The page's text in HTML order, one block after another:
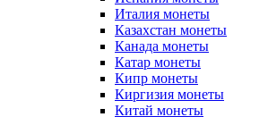
Италия монеты
Казахстан монеты
Канада монеты
Катар монеты
Кипр монеты
Киргизия монеты
Китай монеты